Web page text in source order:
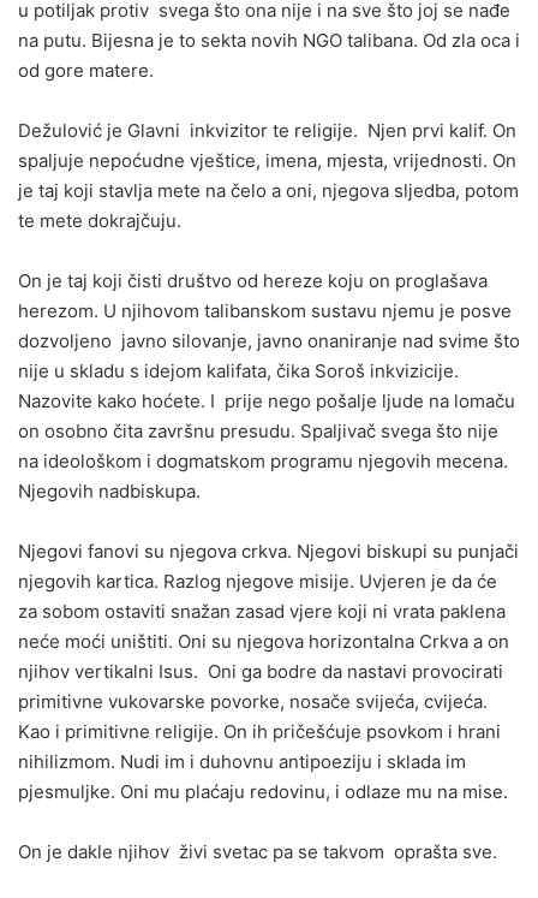
u potiljak protiv svega što ona nije i na sve što joj se nađe
na putu. Bijesna je to sekta novih NGO talibana. Od zla oca i
od gore matere.
Dežulović je Glavni inkvizitor te religije. Njen prvi kalif. On
spaljuje nepoćudne vještice, imena, mjesta, vrijednosti. On
je taj koji stavlja mete na čelo a oni, njegova sljedba, potom
te mete dokrajčuju.
On je taj koji čisti društvo od hereze koju on proglašava
herezom. U njihovom talibanskom sustavu njemu je posve
dozvoljeno javno silovanje, javno onaniranje nad svime što
nije u skladu s idejom kalifata, čika Soroš inkvizicije.
Nazovite kako hoćete. I prije nego pošalje ljude na lomaču
on osobno čita završnu presudu. Spaljivač svega što nije
na ideološkom i dogmatskom programu njegovih mecena.
Njegovih nadbiskupa.
Njegovi fanovi su njegova crkva. Njegovi biskupi su punjači
njegovih kartica. Razlog njegove misije. Uvjeren je da će
za sobom ostaviti snažan zasad vjere koji ni vrata paklena
neće moći uništiti. Oni su njegova horizontalna Crkva a on
njihov vertikalni Isus. Oni ga bodre da nastavi provocirati
primitivne vukovarske povorke, nosače svijeća, cvijeća.
Kao i primitivne religije. On ih pričešćuje psovkom i hrani
nihilizmom. Nudi im i duhovnu antipoeziju i sklada im
pjesmuljke. Oni mu plaćaju redovinu, i odlaze mu na mise.
On je dakle njihov živi svetac pa se takvom oprašta sve.